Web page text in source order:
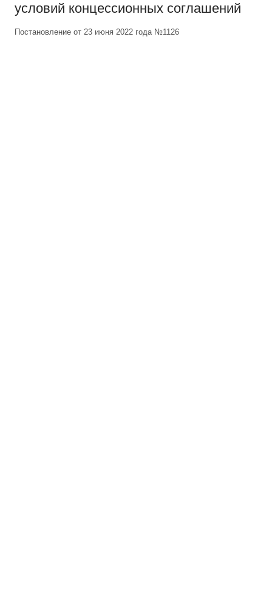
условий концессионных соглашений
Постановление от 23 июня 2022 года №1126